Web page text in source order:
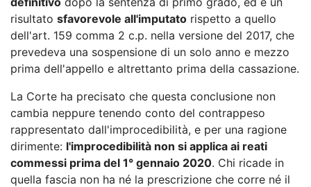
risultato sfavorevole all'imputato rispetto a quello
dell'art. 159 comma 2 c.p. nella versione del 2017, che
prevedeva una sospensione di un solo anno e mezzo
prima dell'appello e altrettanto prima della cassazione.
La Corte ha precisato che questa conclusione non
cambia neppure tenendo conto del contrappeso
rappresentato dall'improcedibilità, e per una ragione
dirimente: l'improcedibilità non si applica ai reati
commessi prima del 1° gennaio 2020. Chi ricade in
quella fascia non ha né la prescrizione che corre né il